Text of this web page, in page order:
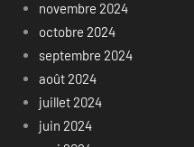
novembre 2024
octobre 2024
septembre 2024
août 2024
juillet 2024
juin 2024